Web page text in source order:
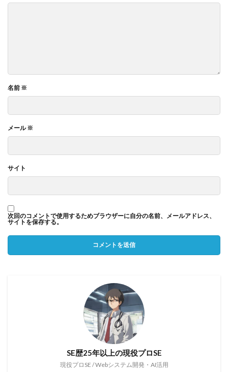
名前 ※
メール※
サイト
次回のコメントで使用するためブラウザーに自分の名前、メールアドレス、
サイトを保存する。
SE歴25年以上の現役プロSE
現役プロSE / Webシステム開発・AI活用